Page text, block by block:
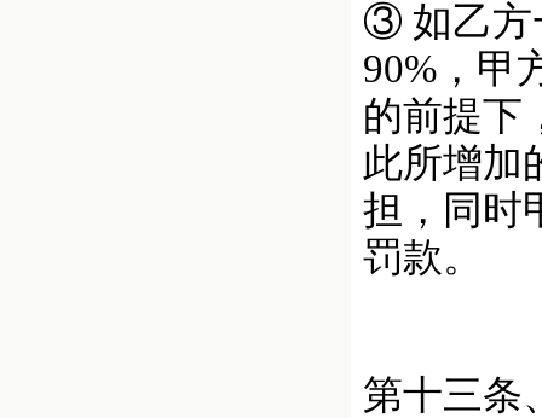
③ 如乙方
90%，甲
的前提下
此所增加
担，同时
罚款。
第十三条